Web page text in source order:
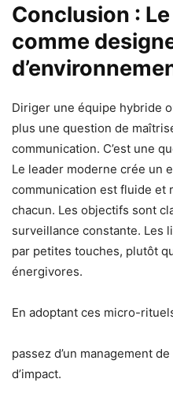
Conclusion :
comme
Diriger une équipe hybride
plus une question de
communication. C’est une
Le leader moderne crée un
communication est fluide et
chacun. Les objectifs sont
surveillance constante. Les
par petites touches, plutôt
énergivores.
En adoptant ces micro-
passez d’un management
d’impact.